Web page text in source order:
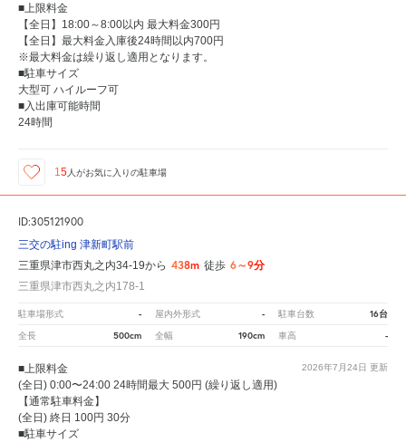
■上限料金
【全日】18:00～8:00以内 最大料金300円
【全日】最大料金入庫後24時間以内700円
※最大料金は繰り返し適用となります。
■駐車サイズ
大型可 ハイルーフ可
■入出庫可能時間
24時間
15 人がお気に入りの駐車場
ID:305121900
三交の駐ing 津新町駅前
三重県津市西丸之内34-19から 438m 徒歩 6～9分
三重県津市西丸之内178-1
駐車場形式 - 屋内外形式 - 駐車台数 16台
全長 500cm 全幅 190cm 車高 -
2026年7月24日 更新
■上限料金
(全日) 0:00〜24:00 24時間最大 500円 (繰り返し適用)
【通常駐車料金】
(全日) 終日 100円 30分
■駐車サイズ